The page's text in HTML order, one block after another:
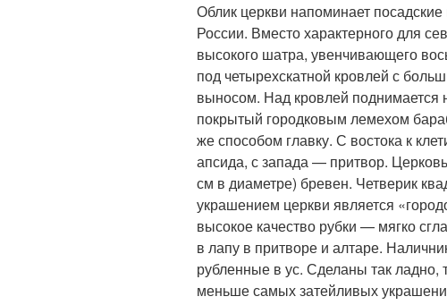
Облик церкви напоминает
России. Вместо характерного для
высокого шатра, увенчивающего
под четырехскатной кровлей с
выносом. Над кровлей поднимается
покрытый городковым лемехом
же способом главку. С востока к
апсида, с запада — притвор.
см в диаметре) бревен. Четверик
украшением церкви является
высокое качество рубки — мягко
в лапу в притворе и алтаре.
рубленные в ус. Сделаны так ладно,
меньше самых затейливых